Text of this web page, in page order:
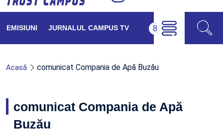
EMISIUNI JURNALUL CAMPUS TV
Acasă comunicat Compania de Apă Buzău
comunicat Compania de Apă
Buzău